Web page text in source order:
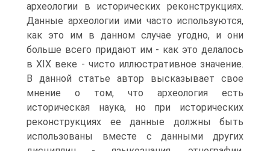
археологии в исторических реконструкциях.
Данные археологии ими часто используются,
как это им в данном случае угодно, и они
больше всего придают им - как это делалось
в XIX веке - чисто иллюстративное значение.
В данной статье автор высказывает свое
мнение о том, что археология есть
историческая наука, но при исторических
реконструкциях ее данные должны быть
использованы вместе с данными других